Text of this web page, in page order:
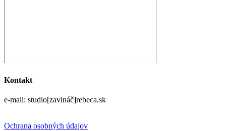
Kontakt
e-mail: studio[zavináč]rebeca.sk
Ochrana osobných údajov